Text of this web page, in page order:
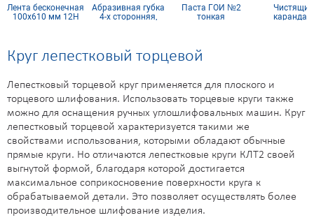
Лента бесконечная
100х610 мм 12Н
Абразивная губка
4-х сторонняя,
Паста ГОИ №2
тонкая
Чистящий
карандаш
Круг лепестковый торцевой
Лепестковый торцевой круг применяется для плоского и
торцевого шлифования. Использовать торцевые круги также
можно для оснащения ручных углошлифовальных машин. Круг
лепестковый торцевой характеризуется такими же
свойствами использования, которыми обладают обычные
прямые круги. Но отличаются лепестковые круги КЛТ2 своей
выгнутой формой, благодаря которой достигается
максимальное соприкосновение поверхности круга к
обрабатываемой детали. Это позволяет осуществлять более
производительное шлифование изделия.